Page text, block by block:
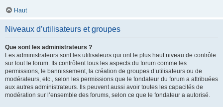
Haut
Niveaux d’utilisateurs et groupes
Que sont les administrateurs ?
Les administrateurs sont les utilisateurs qui ont le plus haut niveau de contrôle
sur tout le forum. Ils contrôlent tous les aspects du forum comme les
permissions, le bannissement, la création de groupes d’utilisateurs ou de
modérateurs, etc., selon les permissions que le fondateur du forum a attribuées
aux autres administrateurs. Ils peuvent aussi avoir toutes les capacités de
modération sur l’ensemble des forums, selon ce que le fondateur a autorisé.